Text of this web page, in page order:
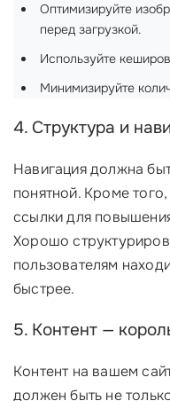
Оптимизируйте
перед загрузкой.
Используйте
Минимизируйте
4. Структура и
Навигация должна
понятной. Кроме
ссылки для
Хорошо
пользователям
быстрее.
5. Контент —
Контент на вашем
должен быть не